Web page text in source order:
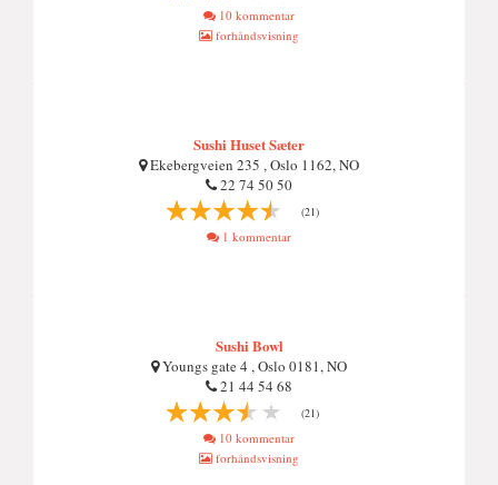
10 kommentar
forhåndsvisning
Sushi Huset Sæter
Ekebergveien 235 , Oslo 1162, NO
22 74 50 50
(21)
1 kommentar
Sushi Bowl
Youngs gate 4 , Oslo 0181, NO
21 44 54 68
(21)
10 kommentar
forhåndsvisning